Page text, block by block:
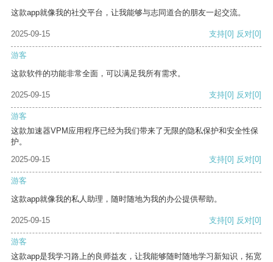
这款app就像我的社交平台，让我能够与志同道合的朋友一起交流。
2025-09-15 支持[0] 反对[0]
游客
这款软件的功能非常全面，可以满足我所有需求。
2025-09-15 支持[0] 反对[0]
游客
这款加速器VPM应用程序已经为我们带来了无限的隐私保护和安全性保
护。
2025-09-15
支持[0] 反对[0]
游客
这款app就像我的私人助理，随时随地为我的办公提供帮助。
2025-09-15 支持[0] 反对[0]
游客
这款app是我学习路上的良师益友，让我能够随时随地学习新知识，拓宽